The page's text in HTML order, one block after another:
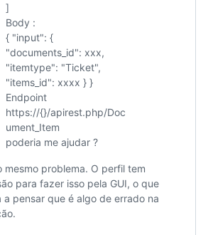
]
Body :
{ "input": {
"documents_id": xxx,
"itemtype": "Ticket",
"items_id": xxxx } }
Endpoint
https://{}/apirest.php/Doc
ument_Item
poderia me ajudar ?
mesmo problema. O perfil tem
para fazer isso pela GUI, o que
a pensar que é algo de errado na